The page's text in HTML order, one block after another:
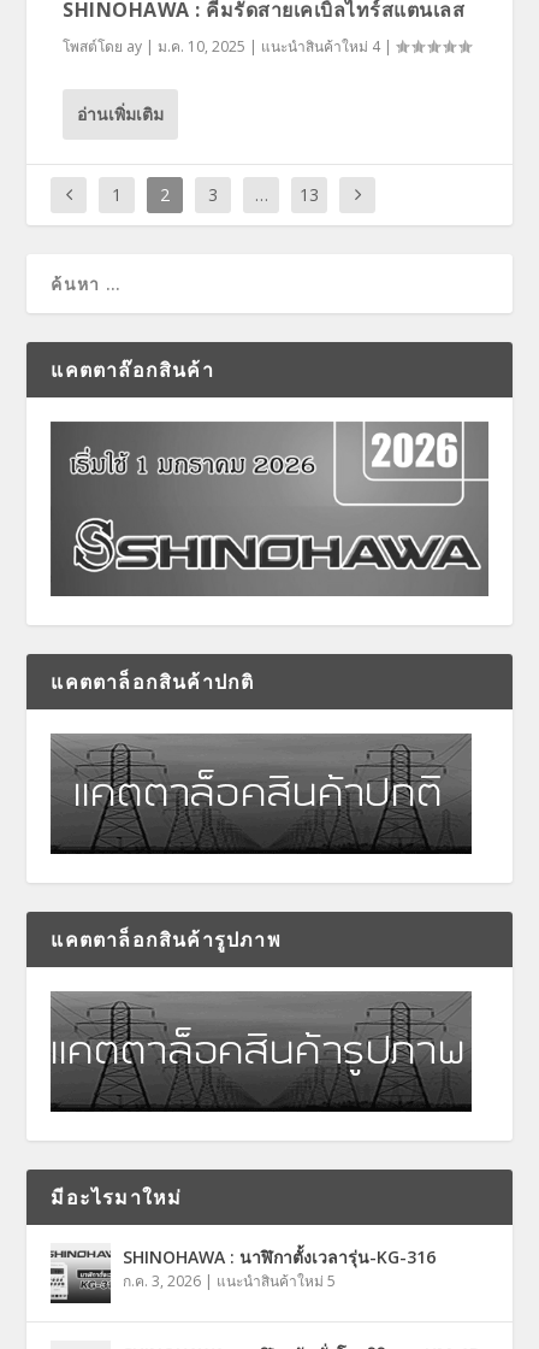
SHINOHAWA : คีมรัดสายเคเบิ้ลไทร์สแตนเลส
โพสต์โดย ay |ม.ค. 10, 2025 | แนะนำสินค้าใหม่ 4|
อ่านเพิ่มเติม
1 2 3 … 13
แคตตาล๊อกสินค้า
แคตตาล็อกสินค้าปกติ
แคตตาล็อกสินค้ารูปภาพ
มีอะไรมาใหม่
SHINOHAWA : นาฬิกาตั้งเวลารุ่น-KG-316
ก.ค. 3, 2026 | แนะนำสินค้าใหม่ 5